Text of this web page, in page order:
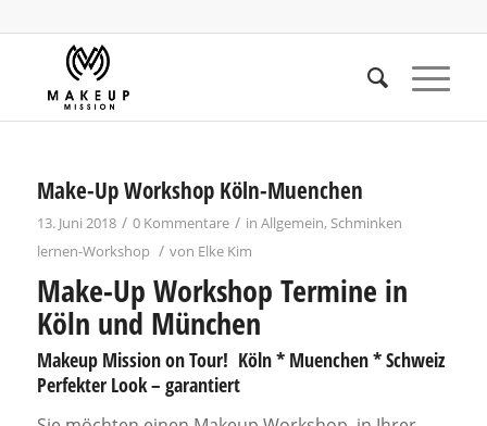
Make-Up Workshop Köln-Muenchen
13. Juni 2018 / 0 Kommentare / in Allgemein, Schminken
lernen-Workshop / von Elke Kim
Make-Up Workshop Termine in
Köln und München
Makeup Mission on Tour! Köln * Muenchen * Schweiz
Perfekter Look – garantiert